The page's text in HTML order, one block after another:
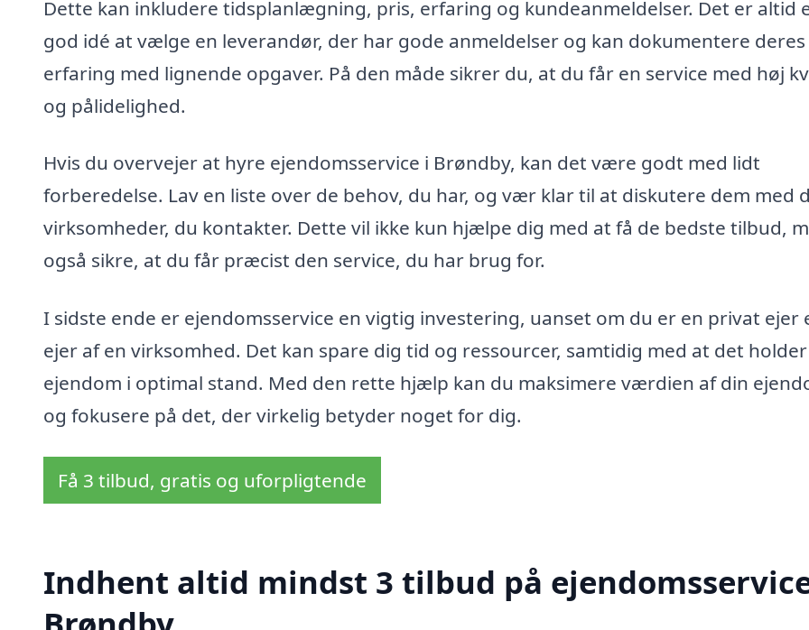
Dette kan inkludere tidsplanlægning, pris, erfaring og kundeanmeldelser. Det er altid
god idé at vælge en leverandør, der har gode anmeldelser og kan dokumentere deres
erfaring med lignende opgaver. På den måde sikrer du, at du får en service med høj
og pålidelighed.
Hvis du overvejer at hyre ejendomsservice i Brøndby, kan det være godt med lidt
forberedelse. Lav en liste over de behov, du har, og vær klar til at diskutere dem med
virksomheder, du kontakter. Dette vil ikke kun hjælpe dig med at få de bedste tilbud,
også sikre, at du får præcist den service, du har brug for.
I sidste ende er ejendomsservice en vigtig investering, uanset om du er en privat ejer
ejer af en virksomhed. Det kan spare dig tid og ressourcer, samtidig med at det
ejendom i optimal stand. Med den rette hjælp kan du maksimere værdien af din
og fokusere på det, der virkelig betyder noget for dig.
Få 3 tilbud, gratis og uforpligtende
Indhent altid mindst 3 tilbud på